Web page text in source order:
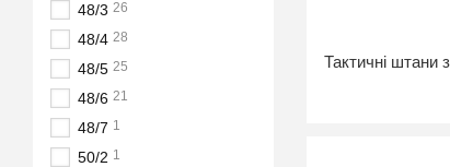
48/3 26
48/4 28
48/5 25
48/6 21
48/7 1
50/2 1